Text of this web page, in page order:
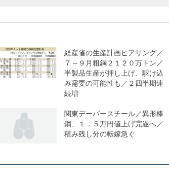
経産省の生産計画ヒアリング／
７～９月粗鋼２１２０万トン／
半製品生産が押し上げ、駆け込
み需要の可能性も／２四半期連
続増
関東デーバースチール／異形棒
鋼、１．５万円値上げ完遂へ／
積み残し分の転嫁急ぐ